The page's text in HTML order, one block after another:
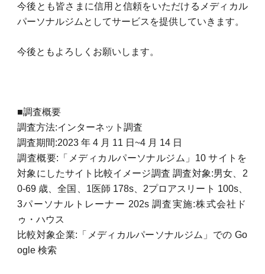
今後とも皆さまに信用と信頼をいただけるメディカル
パーソナルジムとしてサービスを提供していきます。
今後ともよろしくお願いします。
■調査概要
調査方法:インターネット調査
調査期間:2023 年 4 月 11 日~4 月 14 日
調査概要:「メディカルパーソナルジム」10 サイトを
対象にしたサイト比較イメージ調査 調査対象:男女、2
0-69 歳、全国、1医師 178s、2プロアスリート 100s、
3パーソナルトレーナー 202s 調査実施:株式会社ド
ゥ・ハウス
比較対象企業:「メディカルパーソナルジム」での Go
ogle 検索